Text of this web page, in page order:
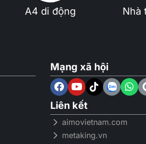
A4 di động Nhà
Mạng xã hội
Liên kết
aimovietnam.com
metaking.vn